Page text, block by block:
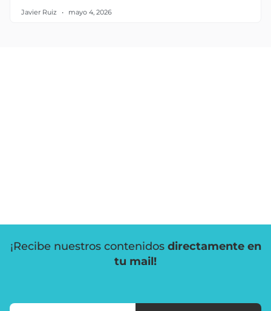
Javier Ruiz mayo 4, 2026
¡Recibe nuestros contenidos directamente en
tu mail!